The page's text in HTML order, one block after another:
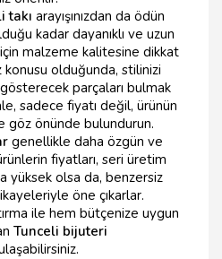
takı arayışınızdan da ödün
kadar dayanıklı ve uzun
malzeme kalitesine dikkat
konusu olduğunda, stilinizi
gösterecek parçaları bulmak
sadece fiyatı değil, ürünün
göz önünde bulundurun.
genellikle daha özgün ve
fiyatları, seri üretim
yüksek olsa da, benzersiz
öne çıkarlar.
ile hem bütçenize uygun
Tunceli bijuteri